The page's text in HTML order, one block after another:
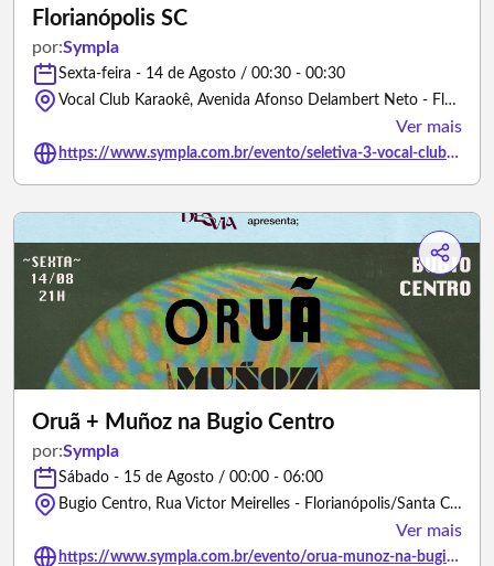
Florianópolis SC
por:Sympla
Sexta-feira - 14 de Agosto / 00:30 - 00:30
Vocal Club Karaokê, Avenida Afonso Delambert Neto - Florianópolis/Santa Catarina
Ver mais
https://www.sympla.com.br/evento/seletiva-3-vocal-club-karaoke-florianopolis-sc/3465746
Oruã + Muñoz na Bugio Centro
por:Sympla
Sábado - 15 de Agosto / 00:00 - 06:00
Bugio Centro, Rua Victor Meirelles - Florianópolis/Santa Catarina
Ver mais
https://www.sympla.com.br/evento/orua-munoz-na-bugio-centro/3479511